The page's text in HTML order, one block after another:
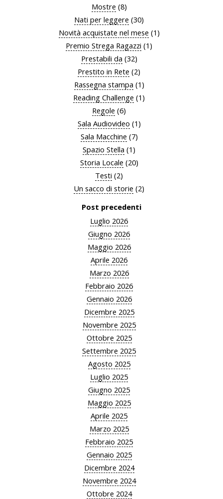
Mostre (8)
Nati per leggere (30)
Novità acquistate nel mese (1)
Premio Strega Ragazzi (1)
Prestabili da (32)
Prestito in Rete (2)
Rassegna stampa (1)
Reading Challenge (1)
Regole (6)
Sala Audiovideo (1)
Sala Macchine (7)
Spazio Stella (1)
Storia Locale (20)
Testi (2)
Un sacco di storie (2)
Post precedenti
Luglio 2026
Giugno 2026
Maggio 2026
Aprile 2026
Marzo 2026
Febbraio 2026
Gennaio 2026
Dicembre 2025
Novembre 2025
Ottobre 2025
Settembre 2025
Agosto 2025
Luglio 2025
Giugno 2025
Maggio 2025
Aprile 2025
Marzo 2025
Febbraio 2025
Gennaio 2025
Dicembre 2024
Novembre 2024
Ottobre 2024